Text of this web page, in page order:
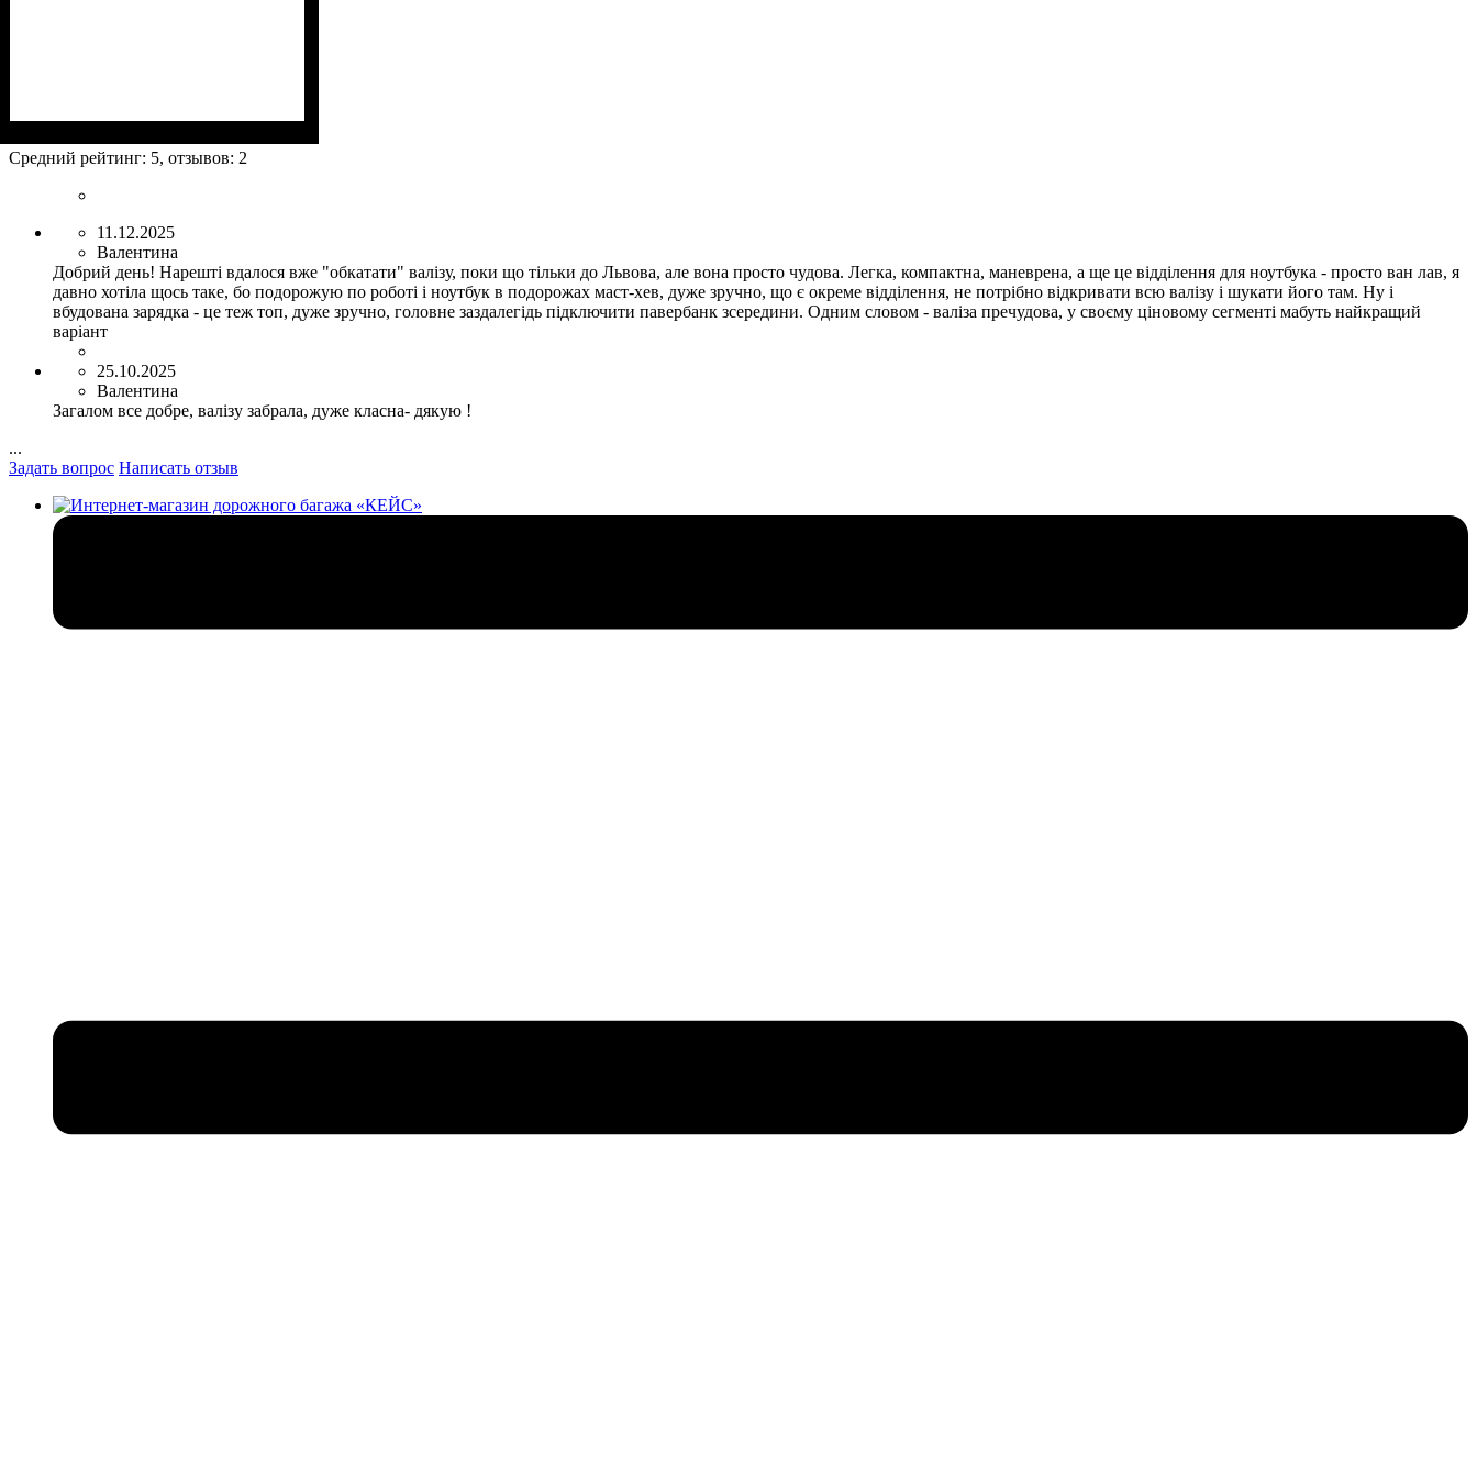
Средний рейтинг: 5, отзывов: 2
11.12.2025
Валентина
Добрий день! Нарешті вдалося вже "обкатати" валізу, поки що тільки до Львова, але вона просто чудова. Легка, компактна, маневрена, а ще це відділення для ноутбука - просто ван лав, я
давно хотіла щось таке, бо подорожую по роботі і ноутбук в подорожах маст-хев, дуже зручно, що є окреме відділення, не потрібно відкривати всю валізу і шукати його там. Ну і
вбудована зарядка - це теж топ, дуже зручно, головне заздалегідь підключити павербанк зсередини. Одним словом - валіза пречудова, у своєму ціновому сегменті мабуть найкращий
варіант
25.10.2025
Валентина
Загалом все добре, валізу забрала, дуже класна- дякую !
...
Задать вопрос Написать отзыв